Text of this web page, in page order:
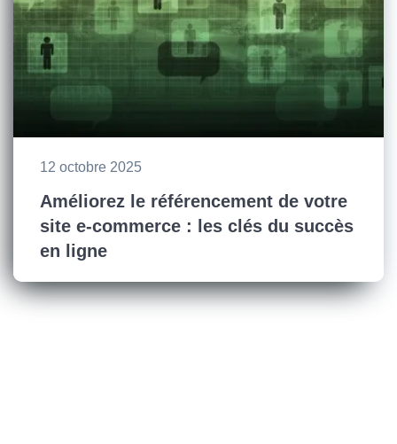
12 octobre 2025
Améliorez le référencement de votre
site e-commerce : les clés du succès
en ligne